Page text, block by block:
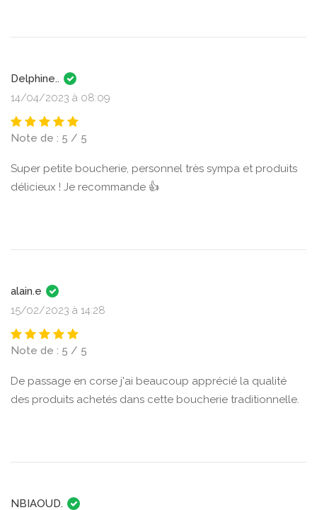
Delphine..
14/04/2023 à 08:09
Note de : 5 / 5
Super petite boucherie, personnel très sympa et produits
délicieux ! Je recommande 👍
alain.e
15/02/2023 à 14:28
Note de : 5 / 5
De passage en corse j'ai beaucoup apprécié la qualité
des produits achetés dans cette boucherie traditionnelle.
NBIAOUD.